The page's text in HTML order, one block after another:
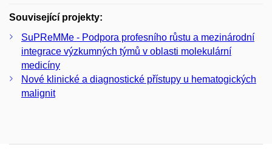
Související projekty:
SuPReMMe - Podpora profesního růstu a mezinárodní
integrace výzkumných týmů v oblasti molekulární
medicíny
Nové klinické a diagnostické přístupy u hematogických
malignit